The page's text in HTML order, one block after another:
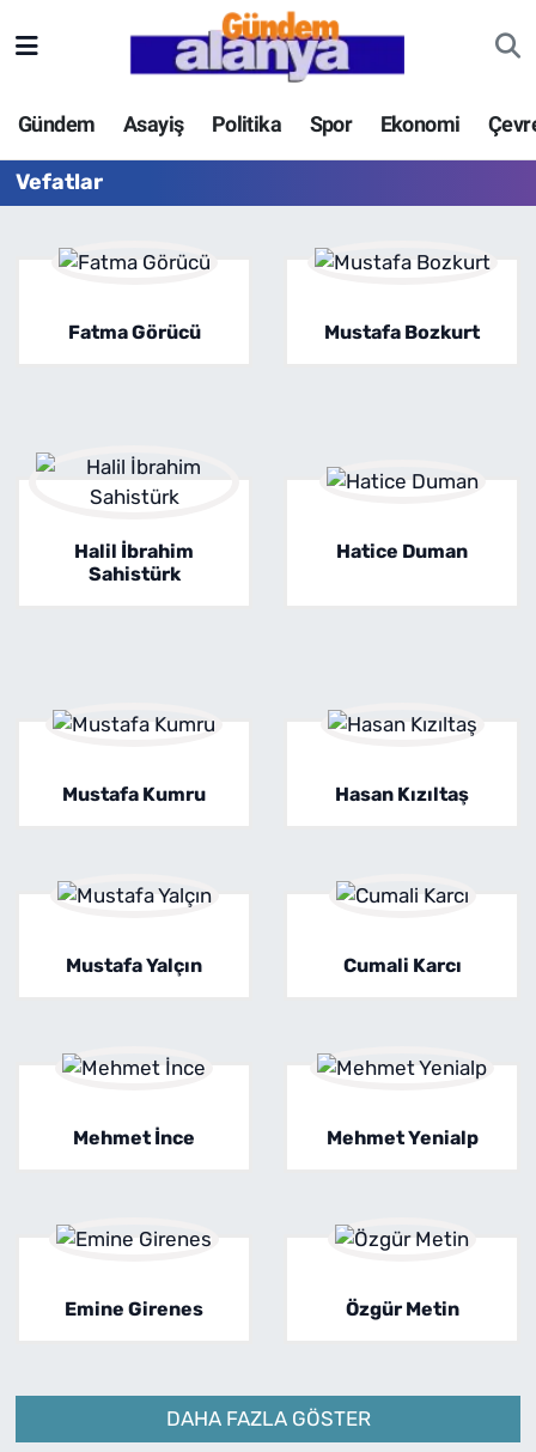
Gündem Asayiş Politika Spor Ekonomi
Vefatlar
Fatma Görücü Mustafa Bozkurt
Halil İbrahim
Sahistürk
Hatice Duman
Mustafa Kumru Hasan Kızıltaş
Mustafa Yalçın Cumali Karcı
Mehmet İnce Mehmet Yenialp
Emine Girenes Özgür Metin
DAHA FAZLA GÖSTER